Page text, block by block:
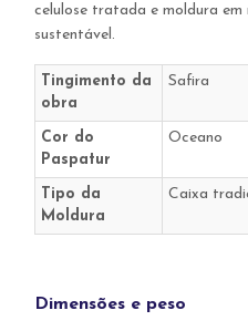
celulose tratada e moldura
sustentável.
Tingimento da
obra
Safira
Cor do
Paspatur
Oceano
Tipo da
Moldura
Caixa
Dimensões e peso